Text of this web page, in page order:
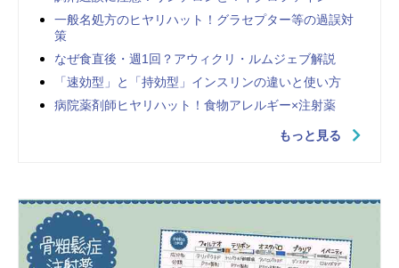
一般名処方のヒヤリハット！グラセプター等の過誤対
策
なぜ食直後・週1回？アウィクリ・ルムジェブ解説
「速効型」と「持効型」インスリンの違いと使い方
病院薬剤師ヒヤリハット！食物アレルギー×注射薬
もっと見る